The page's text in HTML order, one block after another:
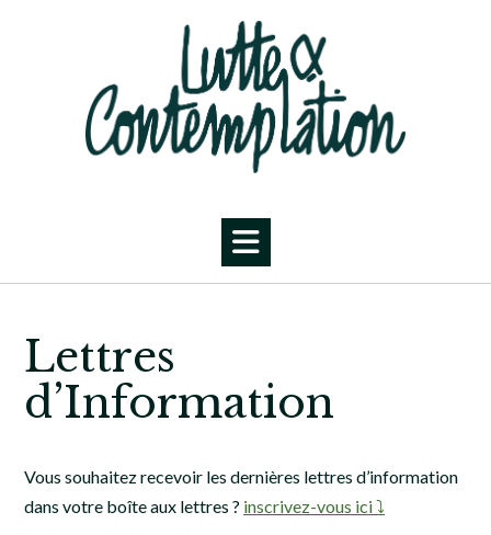
Lettres
d’Information
Vous souhaitez recevoir les dernières lettres d’information
dans votre boîte aux lettres ? inscrivez-vous ici ⤵